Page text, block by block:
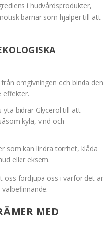
i hudvårdsprodukter,
barriär som hjälper till att
omgivningen och binda den
effekter.
yta bidrar Glycerol till att
kyla, vind och
som kan lindra torrhet, klåda
eller eksem.
oss fördjupa oss i varför det är
MED